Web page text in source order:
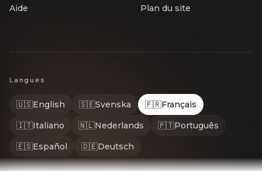
Aide
Plan du site
Langues
🇺🇸English 🇸🇪Svenska 🇫🇷Français
🇮🇹Italiano 🇳🇱Nederlands 🇵🇹Português
🇪🇸Español 🇩🇪Deutsch